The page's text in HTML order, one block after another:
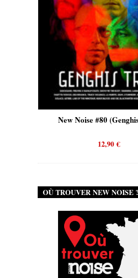
New Noise #80
12,90€
OÙ TROUVER NEW NOISE